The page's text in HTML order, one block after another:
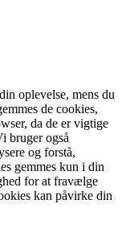
oplevelse, mens du
de cookies,
da de er vigtige
bruger også
og forstå,
gemmes kun i din
for at fravælge
kan påvirke din